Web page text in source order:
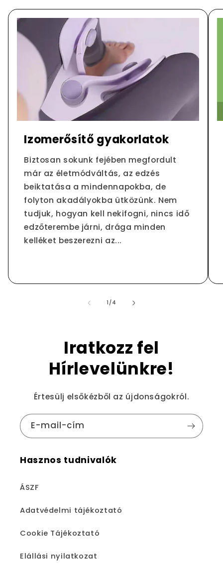
Izomerősítő gyakorlatok
Biztosan sokunk fejében megfordult
már az életmódváltás, az edzés
beiktatása a mindennapokba, de
folyton akadályokba ütközünk. Nem
tudjuk, hogyan kell nekifogni, nincs idő
edzőterembe járni, drága minden
kelléket beszerezni az...
1 //4
Iratkozz fel
Hírlevelünkre!
Értesülj elsőkézből az újdonságokról.
E-mail-cím
Hasznos tudnivalók
ÁSZF
Adatvédelmi tájékoztató
Cookie Tájékoztató
Elállási nyilatkozat